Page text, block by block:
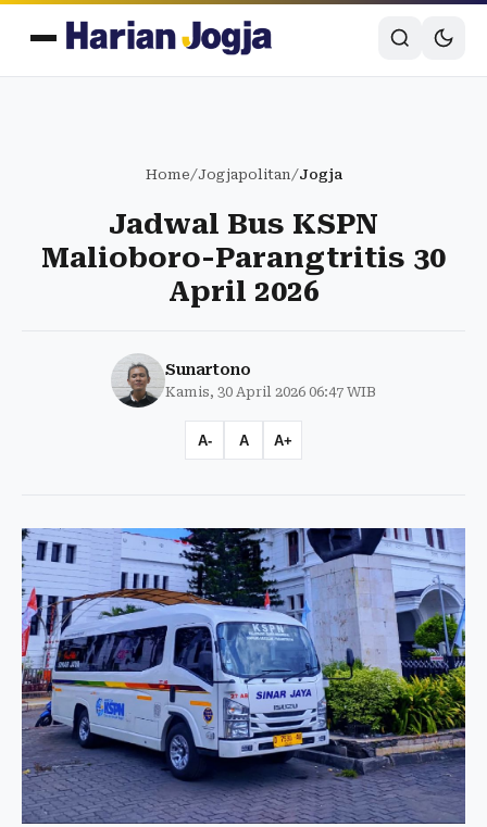
Home/Jogjapolitan/Jogja
Jadwal Bus KSPN
Malioboro-Parangtritis 30
April 2026
Sunartono
Kamis, 30 April 2026 06:47 WIB
A- A A+